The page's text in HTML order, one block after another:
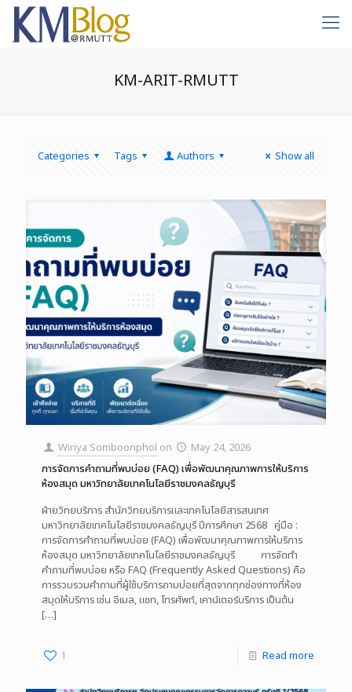
KM-ARIT-RMUTT
Categories Tags Authors Show all
Wiriya Somboonphol on
May 24, 2026
การจัดการคำถามที่พบบ่อย (FAQ) เพื่อพัฒนาคุณภาพการให้บริการ
ห้องสมุด มหาวิทยาลัยเทคโนโลยีราชมงคลธัญบุรี
ฝ่ายวิทยบริการ สำนักวิทยบริการและเทคโนโลยีสารสนเทศ
มหาวิทยาลัยเทคโนโลยีราชมงคลธัญบุรี ปีการศึกษา 2568 คู่มือ :
การจัดการคำถามที่พบบ่อย (FAQ) เพื่อพัฒนาคุณภาพการให้บริการ
ห้องสมุด มหาวิทยาลัยเทคโนโลยีราชมงคลธัญบุรี การจัดทำ
คำถามที่พบบ่อย หรือ FAQ (Frequently Asked Questions) คือ
การรวบรวมคำถามที่ผู้ใช้บริการถามบ่อยที่สุดจากทุกช่องทางที่ห้อง
สมุดให้บริการ เช่น อีเมล, แชท, โทรศัพท์, เคาน์เตอร์บริการ เป็นต้น
[…]
1 Read more